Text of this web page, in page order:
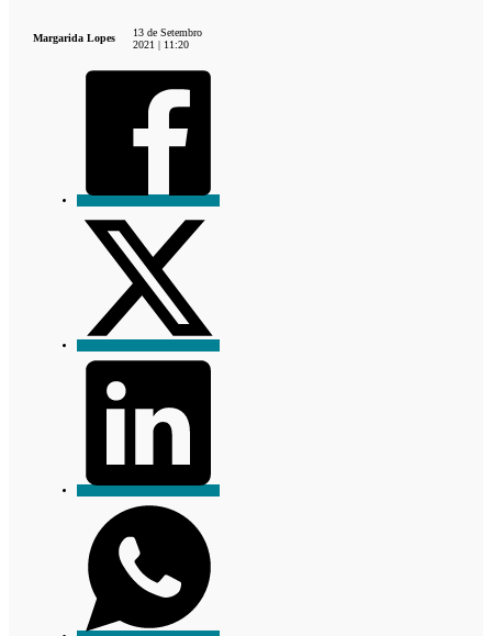
Margarida Lopes
13 de Setembro
2021 | 11:20